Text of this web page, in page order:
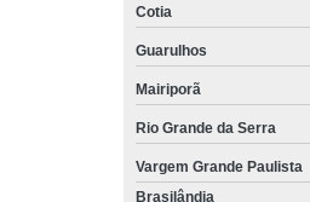
Cotia
Guarulhos
Mairiporã
Rio Grande da Serra
Vargem Grande Paulista
Brasilândia